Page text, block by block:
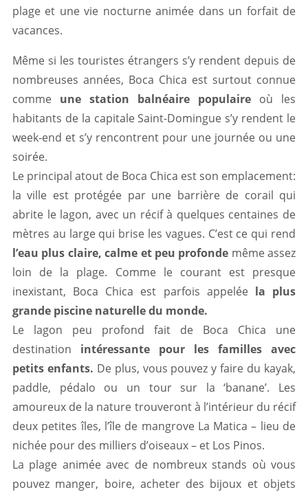
plage et une vie nocturne animée dans un forfait de
vacances.
Même si les touristes étrangers s’y rendent depuis de
nombreuses années, Boca Chica est surtout connue
comme une station balnéaire populaire où les
habitants de la capitale Saint-Domingue s’y rendent le
week-end et s’y rencontrent pour une journée ou une
soirée.
Le principal atout de Boca Chica est son emplacement:
la ville est protégée par une barrière de corail qui
abrite le lagon, avec un récif à quelques centaines de
mètres au large qui brise les vagues. C’est ce qui rend
l’eau plus claire, calme et peu profonde même assez
loin de la plage. Comme le courant est presque
inexistant, Boca Chica est parfois appelée la plus
grande piscine naturelle du monde.
Le lagon peu profond fait de Boca Chica une
destination intéressante pour les familles avec
petits enfants. De plus, vous pouvez y faire du kayak,
paddle, pédalo ou un tour sur la ‘banane’. Les
amoureux de la nature trouveront à l’intérieur du récif
deux petites îles, l’île de mangrove La Matica – lieu de
nichée pour des milliers d’oiseaux – et Los Pinos.
La plage animée avec de nombreux stands où vous
pouvez manger, boire, acheter des bijoux et objets